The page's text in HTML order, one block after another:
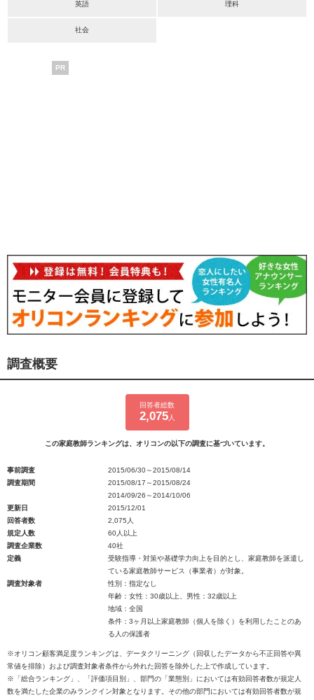
英語 理科
社会
PR
調査概要
回答者総数
2,075人
この家庭教師ランキングは、オリコンの以下の調査に基づいています。
事前調査
2015/06/30～2015/08/14
調査期間
2015/08/17～2015/08/24
2014/09/26～2014/10/06
更新日
2015/12/01
回答者数
2,075人
規定人数
60人以上
調査企業数
40社
定義
受験指導・対策や基礎学力向上を目的とし、家庭教師を派遣し
ている家庭教師サービス（事業者）が対象。
調査対象者
性別：指定なし
年齢：女性：30歳以上、男性：32歳以上
地域：全国
条件：3ヶ月以上家庭教師（個人を除く）を利用したことのあ
る人の保護者
※オリコン顧客満足度ランキングは、データクリーニング（回収したデータから不正回答や異
常値を排除）および調査対象者条件から外れた回答を除外した上で作成しています。
※「総合ランキング」、「評価項目別」、部門の「業態別」においては有効回答者数が規定人
数を満たした企業のみランクイン対象となります。その他の部門においては有効回答者数が規